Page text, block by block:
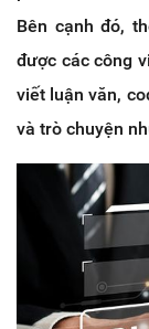
Bên cạnh đó,
được các công
viết luận văn,
và trò chuyện